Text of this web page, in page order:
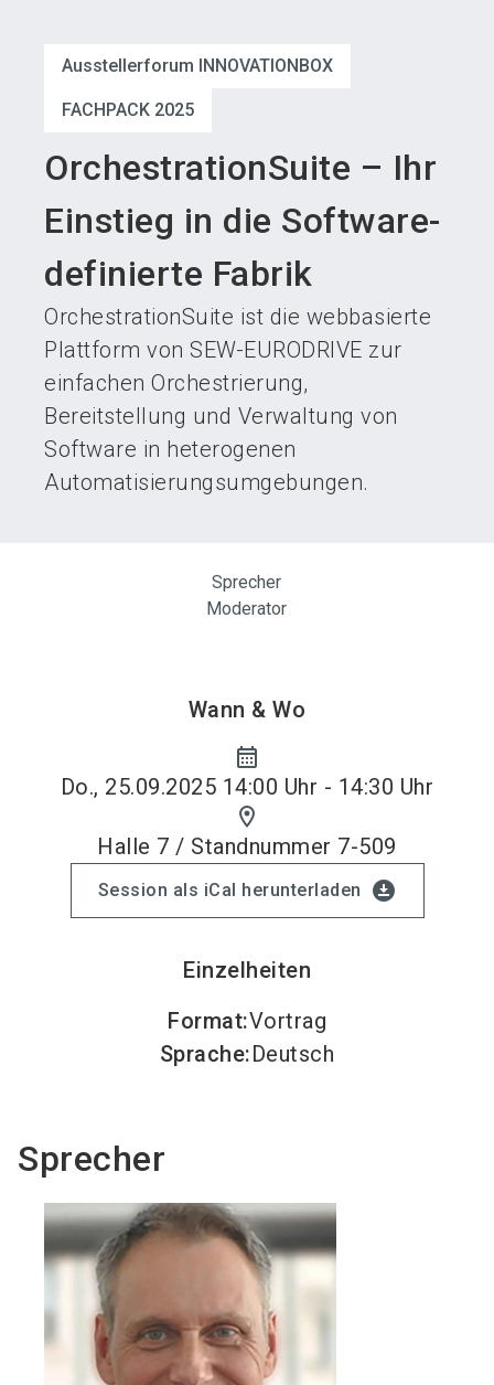
Ausstellerforum INNOVATIONBOX
FACHPACK 2025
OrchestrationSuite – Ihr
Einstieg in die Software-
definierte Fabrik
OrchestrationSuite ist die webbasierte
Plattform von SEW-EURODRIVE zur
einfachen Orchestrierung,
Bereitstellung und Verwaltung von
Software in heterogenen
Automatisierungsumgebungen.
Sprecher
Moderator
Wann & Wo
calendar_month
Do., 25.09.2025 14:00 Uhr - 14:30 Uhr
location_on
Halle 7 / Standnummer 7-509
Session als iCal herunterladen download_for_offline
Einzelheiten
Format:Vortrag
Sprache:Deutsch
Sprecher